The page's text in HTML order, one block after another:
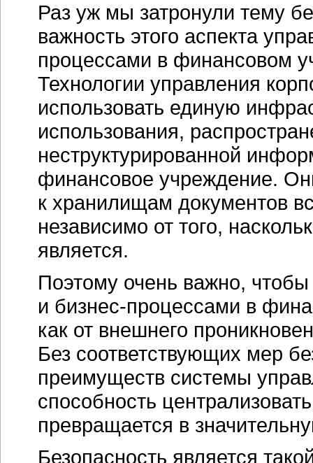
Раз уж мы затронули тему
важность этого аспекта
процессами в финансовом
Технологии управления
использовать единую
использования,
неструктурированной
финансовое учреждение.
к хранилищам документов
независимо от того,
является.
Поэтому очень важно,
и бизнес-процессами в
как от внешнего
Без соответствующих мер
преимуществ системы
способность
превращается в
Безопасность является